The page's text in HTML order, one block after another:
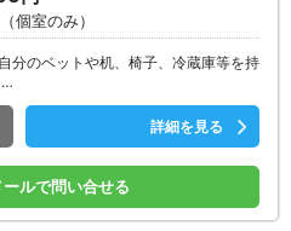
個室のみ）
分のベットや机、椅子、冷蔵庫等を持
…
詳細を見る
ルで問い合せる